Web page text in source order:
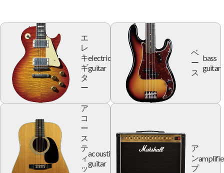
エ
レ
キ
ギ
タ
ー
electric
guitar
ベ
ー
ス
bass
guitar
ア
コ
ー
ス
テ
ィ
ッ
acoustic
guitar
ア
ン
プ